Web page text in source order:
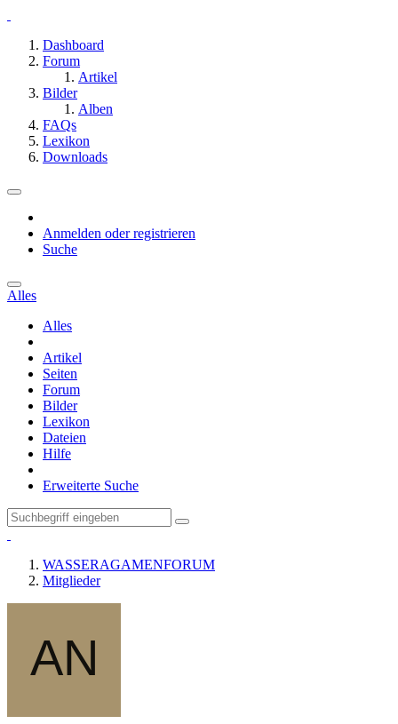
Dashboard
Forum
Artikel
Bilder
Alben
FAQs
Lexikon
Downloads
Anmelden oder registrieren
Suche
Alles
Alles
Artikel
Seiten
Forum
Bilder
Lexikon
Dateien
Hilfe
Erweiterte Suche
WASSERAGAMENFORUM
Mitglieder